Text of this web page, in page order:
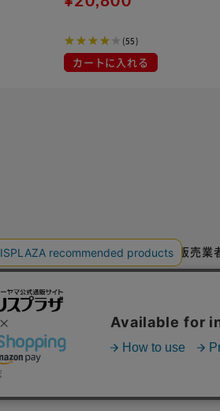
(55)
カートに入れる
特定商取引法に基づく通信販売業